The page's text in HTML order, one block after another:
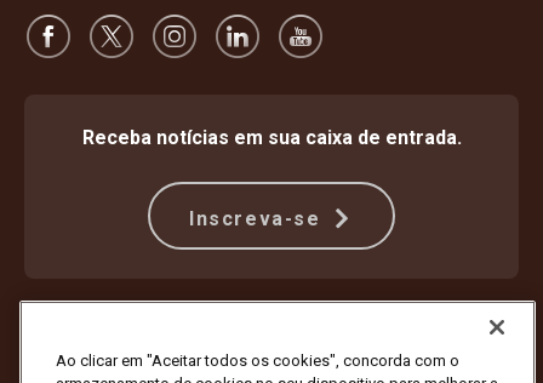
Receba notícias em sua caixa de entrada.
Inscreva-se
Configurações de cookies
Ao clicar em "Aceitar todos os cookies", concorda com o